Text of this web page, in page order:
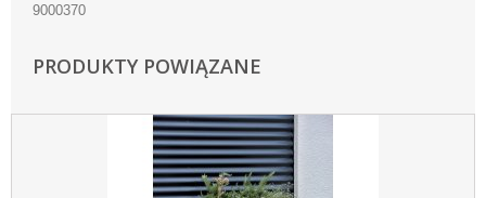
9000370
PRODUKTY POWIĄZANE